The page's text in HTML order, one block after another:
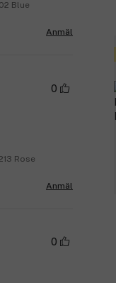
Blue
Anmäl
0
Rose
Anmäl
0